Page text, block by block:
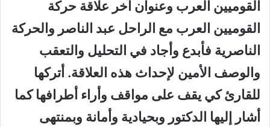
القوميين العرب وعنوان آخر علاقة حركة
القوميين العرب مع الراحل عبد الناصر والحركة
الناصرية فأبدع وأجاد في التحليل والتعقب
والوصف الأمين لإحداث هذه العلاقة. أتركها
للقارئ كي يقف على مواقف وأراء أطرافها كما
أشار إليها الدكتور وبحيادية وأمانة وبمنتهى